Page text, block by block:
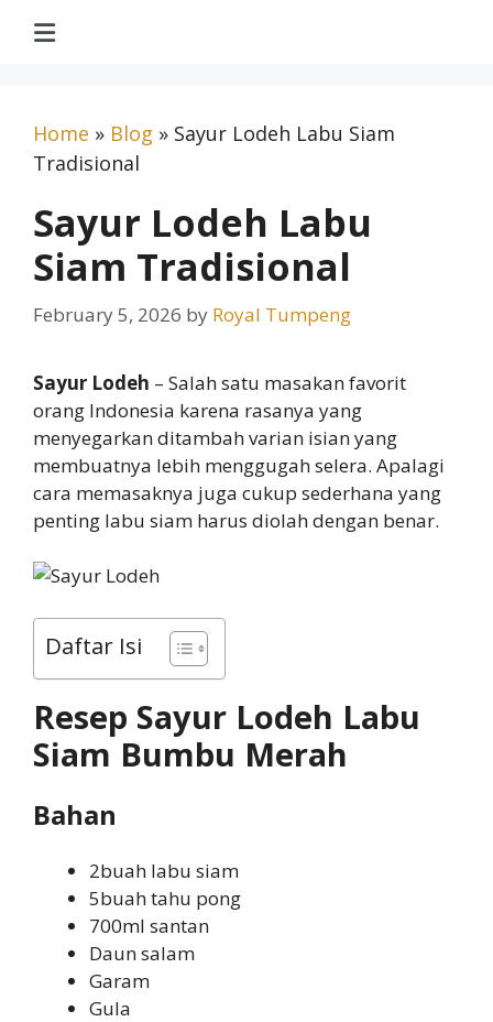
Home » Blog » Sayur Lodeh Labu Siam
Tradisional
Sayur Lodeh Labu
Siam Tradisional
February 5, 2026 by Royal Tumpeng
Sayur Lodeh – Salah satu masakan favorit
orang Indonesia karena rasanya yang
menyegarkan ditambah varian isian yang
membuatnya lebih menggugah selera. Apalagi
cara memasaknya juga cukup sederhana yang
penting labu siam harus diolah dengan benar.
Daftar Isi
Resep Sayur Lodeh Labu
Siam Bumbu Merah
Bahan
2buah labu siam
5buah tahu pong
700ml santan
Daun salam
Garam
Gula